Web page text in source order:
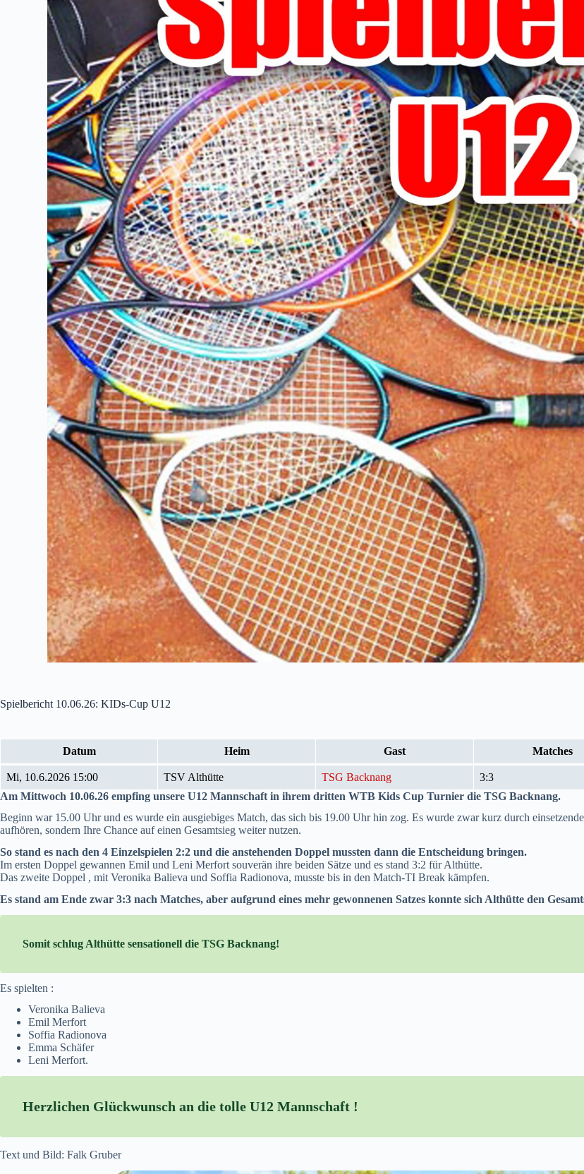
Spielbericht 10.06.26: KIDs-Cup U12
Datum Heim Gast Matches
Mi, 10.6.2026 15:00 TSV Althütte TSG Backnang 3:3
Am Mittwoch 10.06.26 empfing unsere U12 Mannschaft in ihrem dritten WTB Kids Cup Turnier die TSG Backnang.
Beginn war 15.00 Uhr und es wurde ein ausgiebiges Match, das sich bis 19.00 Uhr hin zog. Es wurde zwar kurz durch
aufhören, sondern Ihre Chance auf einen Gesamtsieg weiter nutzen.
So stand es nach den 4 Einzelspielen 2:2 und die anstehenden Doppel mussten dann die Entscheidung bringen.
Im ersten Doppel gewannen Emil und Leni Merfort souverän ihre beiden Sätze und es stand 3:2 für Althütte.
Das zweite Doppel , mit Veronika Balieva und Soffia Radionova, musste bis in den Match-TI Break kämpfen.
Es stand am Ende zwar 3:3 nach Matches, aber aufgrund eines mehr gewonnenen Satzes konnte sich Althütte den
Somit schlug Althütte sensationell die TSG Backnang!
Es spielten :
Veronika Balieva
Emil Merfort
Soffia Radionova
Emma Schäfer
Leni Merfort.
Herzlichen Glückwunsch an die tolle U12 Mannschaft !
Text und Bild: Falk Gruber